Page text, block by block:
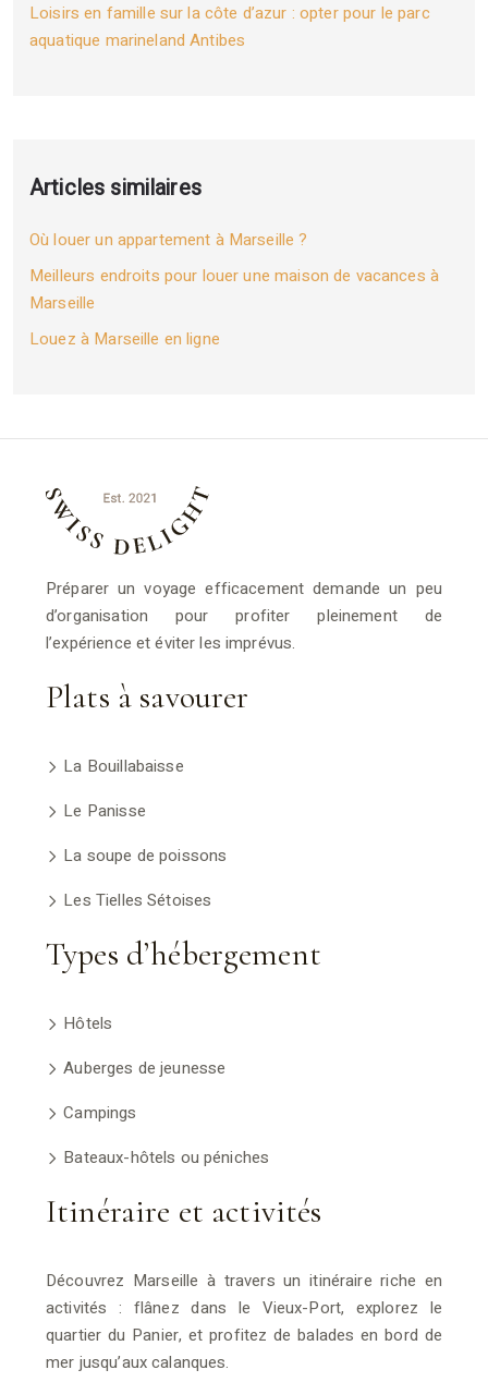
Loisirs en famille sur la côte d’azur : opter pour le parc
aquatique marineland Antibes
Articles similaires
Où louer un appartement à Marseille ?
Meilleurs endroits pour louer une maison de vacances à
Marseille
Louez à Marseille en ligne
Préparer un voyage efficacement demande un peu
d’organisation pour profiter pleinement de
l’expérience et éviter les imprévus.
Plats à savourer
La Bouillabaisse
Le Panisse
La soupe de poissons
Les Tielles Sétoises
Types d’hébergement
Hôtels
Auberges de jeunesse
Campings
Bateaux-hôtels ou péniches
Itinéraire et activités
Découvrez Marseille à travers un itinéraire riche en
activités : flânez dans le Vieux-Port, explorez le
quartier du Panier, et profitez de balades en bord de
mer jusqu’aux calanques.